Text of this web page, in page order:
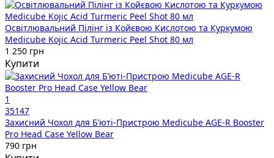
Освітлювальний Пілінг із Койєвою Кислотою та Куркумою
Medicube Kojic Acid Turmeric Peel Shot 80 мл
1 250 грн
Купити
1
35147
Захисний Чохол для Бʼюті-Пристрою Medicube AGE-R Booster
Pro Head Case Yellow Bear
790 грн